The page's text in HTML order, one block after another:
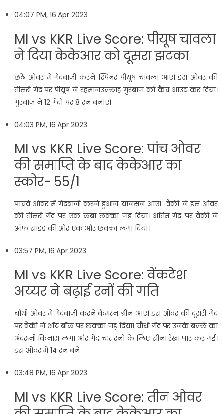
04:07 PM, 16 Apr 2023
MI vs KKR Live Score: पीयूष चावला
ने दिया केकेआर को दूसरा झटका
छठे ओवर में गेंदबाजी करने स्पिनर पीयूष चावला आए। इस ओवर की
तीसरी गेंद पर पीयूष ने रहमानउल्लाह गुरबाज को कैच आउट कर दिया।
गुरबाज ने 12 गेंदों पर 8 रन बनाए।
04:03 PM, 16 Apr 2023
MI vs KKR Live Score: पांच ओवर
की समाप्ति के बाद केकेआर का
स्कोर- 55/1
पांचवे ओवर में गेंदबाजी करने डुआन यानसन आए। वैंकी ने इस ओवर
की तीसरी गेंद पर एक लंबा छक्का जड़ दिया। अंतिम गेंद पर वैंकी ने
ऑफ साइड की ओर एक और छक्का लगा दिया।
03:57 PM, 16 Apr 2023
MI vs KKR Live Score: वेंकटेश
अय्यर ने बढ़ाई रनों की गति
चौथी ओवर में गेंदबाजी करने कैमरन ग्रीन आए। इस ओवर की दूसरी गेंद
पर वैंकी ने शॉट बॉल पर छक्का जड़ दिया। चौथी गेंद पर उनके बल्ले का
अंदरूनी किनारा लगा और गेंद चार रनों के लिए सीना रेखा पार कर गई।
इस ओवर में 14 रन बने
03:48 PM, 16 Apr 2023
MI vs KKR Live Score: तीन ओवर